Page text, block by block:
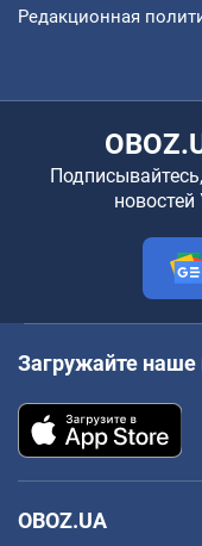
Редакционная
Загружайте
OBOZ.UA